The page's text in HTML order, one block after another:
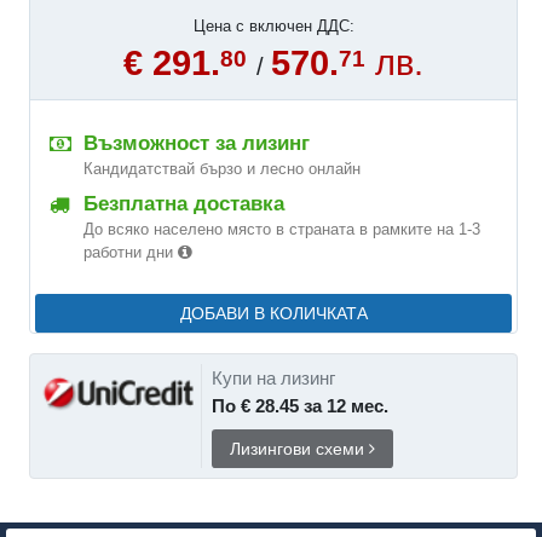
Цена с включен ДДС:
€ 291.80 / 570.71 лв.
Възможност за лизинг
Кандидатствай бързо и лесно онлайн
Безплатна доставка
До всяко населено място в страната в рамките на 1-3
работни дни
ДОБАВИ В КОЛИЧКАТА
Купи на лизинг
По € 28.45 за 12 мес.
Лизингови схеми